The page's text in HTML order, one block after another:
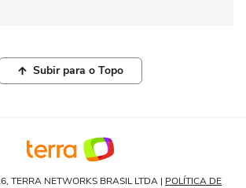
Subir para o Topo
TERRA NETWORKS BRASIL LTDA | POLÍTICA DE